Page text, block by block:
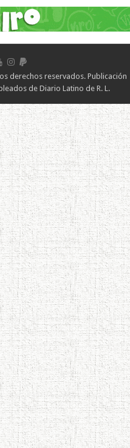
derechos reservados. Publicación
de Diario Latino de R. L.